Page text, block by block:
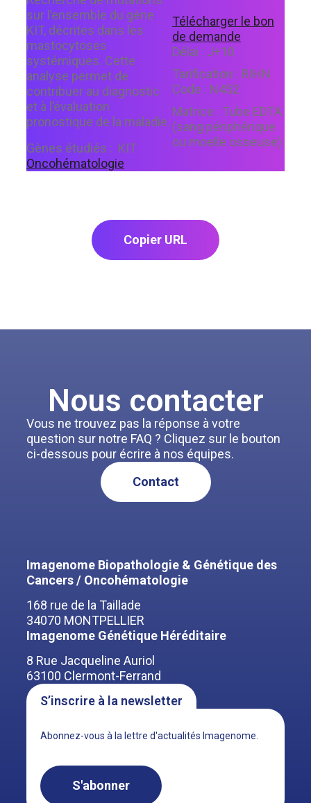
sur l’ensemble du gène
KIT, décrites dans les
mastocytoses
systémiques. Cette
analyse permet de
contribuer au diagnostic
et à l’évaluation
pronostique de la maladie.
Gènes étudiés : KIT
Oncohématologie
Télécharger le bon
de demande
Délai : J+10
Tarification : RIHN
Code : N452
Matrice : Tube EDTA
(sang périphérique
ou moelle osseuse)
Copier URL
Nous contacter
Vous ne trouvez pas la réponse à votre
question sur notre FAQ ? Cliquez sur le bouton
ci-dessous pour écrire à nos équipes.
Contact
Imagenome Biopathologie & Génétique des
Cancers / Oncohématologie
168 rue de la Taillade
34070 MONTPELLIER
Imagenome Génétique Héréditaire
8 Rue Jacqueline Auriol
63100 Clermont-Ferrand
S’inscrire à la newsletter
Abonnez-vous à la lettre d'actualités Imagenome.
S'abonner